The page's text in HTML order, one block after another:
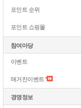
포인트 순위
포인트 쇼핑몰
참여마당
이벤트
매거진이벤트
경영정보